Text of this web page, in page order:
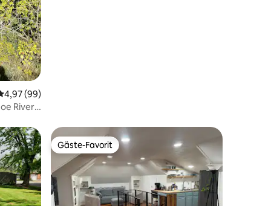
Bewertung: 4,97 von 5, 99 Bewertungen
4,97 (99)
River
Gäste-Favorit
Gäste-Favorit